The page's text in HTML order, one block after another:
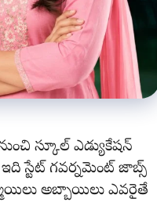
స్కూల్ ఎడ్యుకేషన్
స్టేట్ గవర్నమెంట్ జాబ్స్
అబ్బాయిలు ఎవరైతే